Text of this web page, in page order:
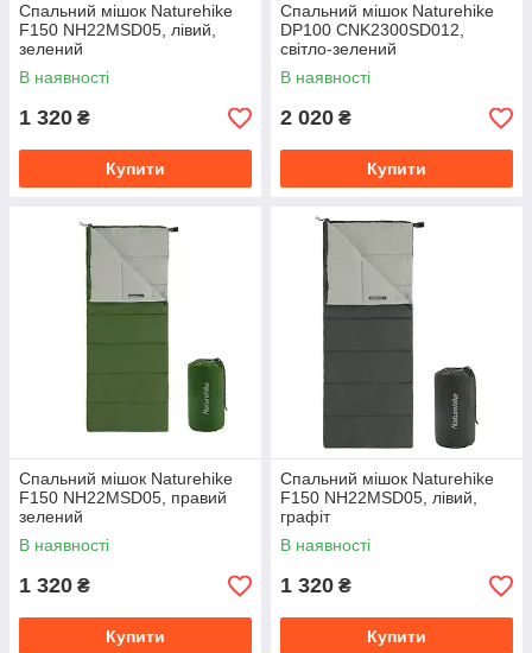
Спальний мішок Naturehike
F150 NH22MSD05, лівий,
зелений
В наявності
1 320 ₴
Купити
Спальний мішок Naturehike
DP100 CNK2300SD012,
світло-зелений
В наявності
2 020 ₴
Купити
Спальний мішок Naturehike
F150 NH22MSD05, правий
зелений
В наявності
1 320 ₴
Купити
Спальний мішок Naturehike
F150 NH22MSD05, лівий,
графіт
В наявності
1 320 ₴
Купити